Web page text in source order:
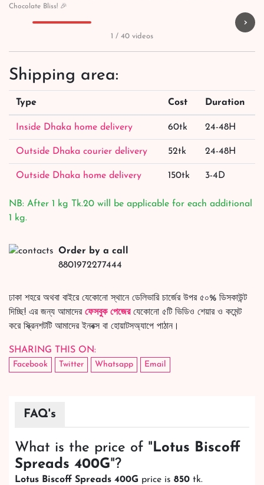
Chocolate Bliss! 🎉
▶ ›
1 / 40 videos
Shipping area:
Type Cost Duration
Inside Dhaka home delivery 60tk 24-48H
Outside Dhaka courier delivery 52tk 24-48H
Outside Dhaka home delivery 150tk 3-4D
NB: After 1 kg Tk.20 will be applicable for each additional
1 kg.
Order by a call
8801972277444
ঢাকা শহরে অথবা বাইরে যেকোনো স্থানে ডেলিভারি চার্জের উপর ৫০% ডিসকাউন্ট
দিচ্ছি! এর জন্য আমাদের ফেসবুক পেজেরযেকোনো ৫টি ভিডিও শেয়ার ও কমেন্ট
করে স্ক্রিনশটটি আমাদের ইনবক্স বা হোয়াটসঅ্যাপে পাঠান।
SHARING THIS ON:
Facebook Twitter Whatsapp Email
FAQ's
What is the price of " Lotus Biscoff
Spreads 400G"?
Lotus Biscoff Spreads 400G price is 850 tk.